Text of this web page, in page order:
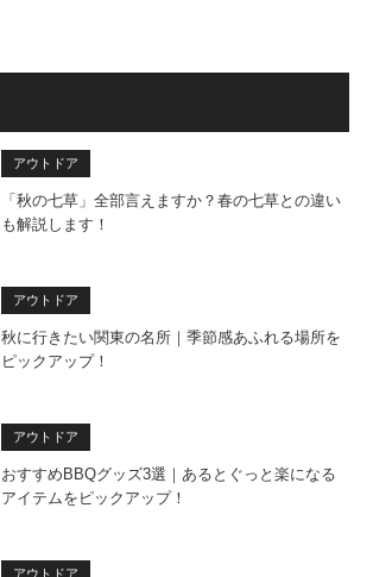
アウトドア
「秋の七草」全部言えますか？春の七草との違い
も解説します！
アウトドア
秋に行きたい関東の名所｜季節感あふれる場所を
ピックアップ！
アウトドア
おすすめBBQグッズ3選｜あるとぐっと楽になる
アイテムをピックアップ！
アウトドア